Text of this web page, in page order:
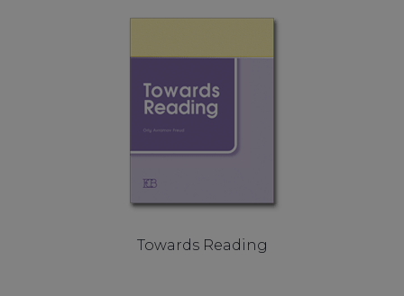
Towards Reading